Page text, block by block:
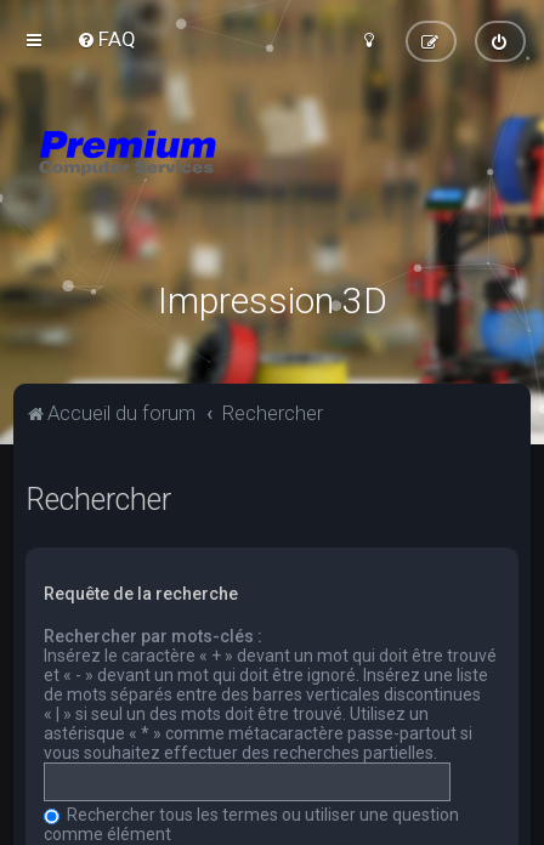
FAQ
Impression 3D
Accueil du forum Rechercher
Rechercher
Requête de la recherche
Rechercher par mots-clés :
Insérez le caractère « + » devant un mot qui doit être trouvé
et « - » devant un mot qui doit être ignoré. Insérez une liste
de mots séparés entre des barres verticales discontinues
« | » si seul un des mots doit être trouvé. Utilisez un
astérisque « * » comme métacaractère passe-partout si
vous souhaitez effectuer des recherches partielles.
Rechercher tous les termes ou utiliser une question
comme élément